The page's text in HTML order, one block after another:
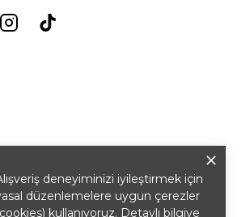
deneyiminizi iyileştirmek için
düzenlemelere uygun çerezler
kullanıyoruz. Detaylı bilgiye